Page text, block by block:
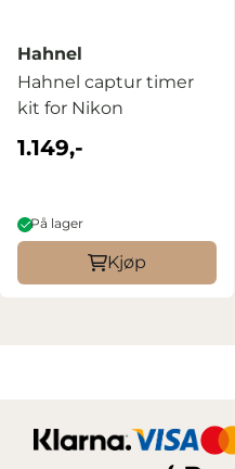
Hahnel
Hahnel captur timer
kit for Nikon
1.149,-
På lager
Kjøp